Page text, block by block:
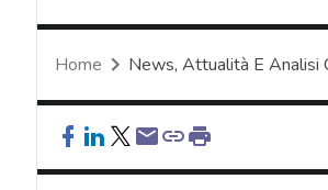
Home News, Attualità E Analisi